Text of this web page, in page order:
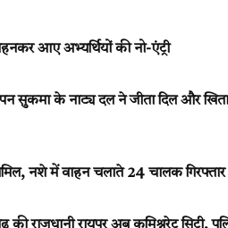
आए अभ्यर्थियों की नो-एंट्री
के नाट्य दल ने जीता दिल और
नशे में वाहन चलाते 24 चालक गिरफ्तार
रायपुर अब कमिश्नरेट सिटी,